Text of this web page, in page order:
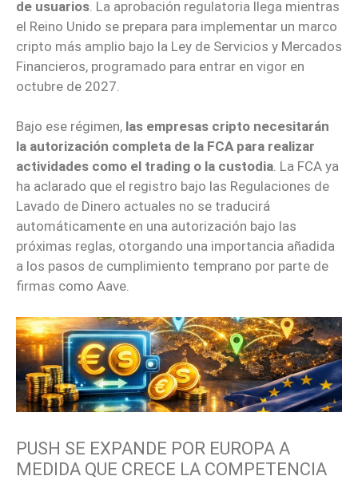
de usuarios La aprobación regulatoria llega mientras
el Reino Unido se prepara para implementar un marco
cripto más amplio bajo la Ley de Servicios y Mercados
Financieros, programado para entrar en vigor en
octubre de 2027.
Bajo ese régimen, las empresas cripto necesitarán
la autorización completa de la FCA para realizar
actividades como el trading o la custodia. La FCA ya
ha aclarado que el registro bajo las Regulaciones de
Lavado de Dinero actuales no se traducirá
automáticamente en una autorización bajo las
próximas reglas, otorgando una importancia añadida
a los pasos de cumplimiento temprano por parte de
firmas como Aave.
PUSH SE EXPANDE POR EUROPA A
MEDIDA QUE CRECE LA COMPETENCIA